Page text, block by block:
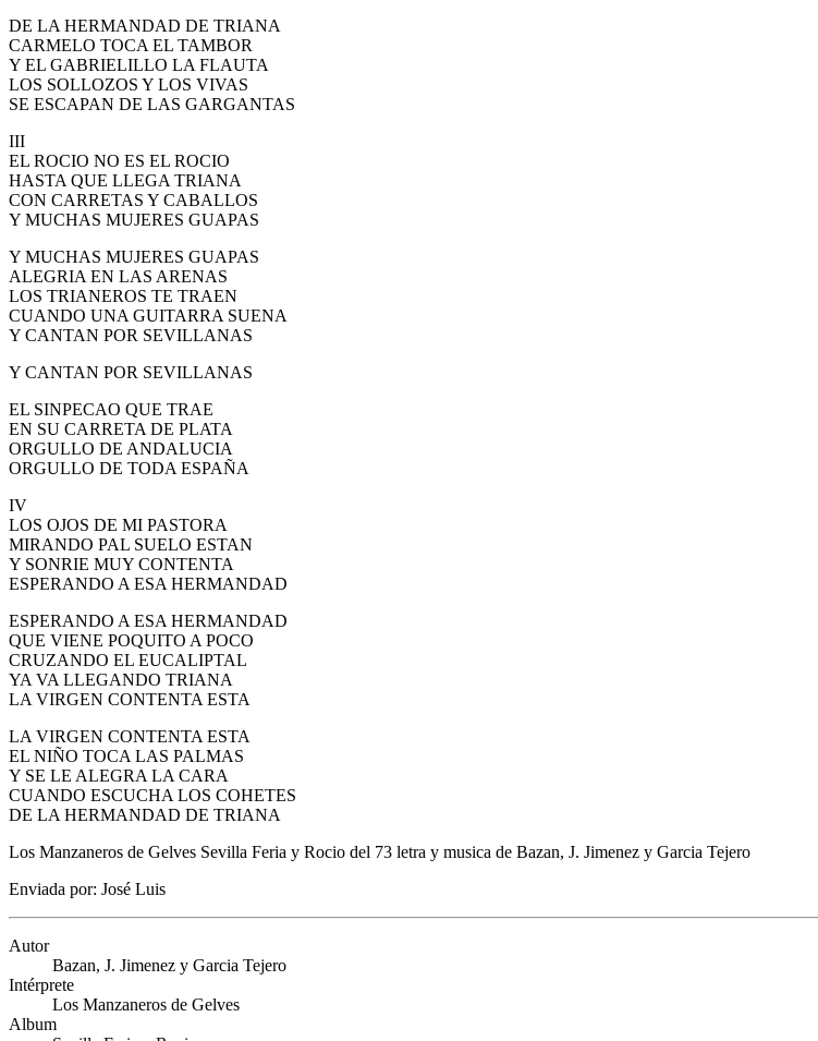
DE LA HERMANDAD DE TRIANA
CARMELO TOCA EL TAMBOR
Y EL GABRIELILLO LA FLAUTA
LOS SOLLOZOS Y LOS VIVAS
SE ESCAPAN DE LAS GARGANTAS
III
EL ROCIO NO ES EL ROCIO
HASTA QUE LLEGA TRIANA
CON CARRETAS Y CABALLOS
Y MUCHAS MUJERES GUAPAS
Y MUCHAS MUJERES GUAPAS
ALEGRIA EN LAS ARENAS
LOS TRIANEROS TE TRAEN
CUANDO UNA GUITARRA SUENA
Y CANTAN POR SEVILLANAS
Y CANTAN POR SEVILLANAS
EL SINPECAO QUE TRAE
EN SU CARRETA DE PLATA
ORGULLO DE ANDALUCIA
ORGULLO DE TODA ESPAÑA
IV
LOS OJOS DE MI PASTORA
MIRANDO PAL SUELO ESTAN
Y SONRIE MUY CONTENTA
ESPERANDO A ESA HERMANDAD
ESPERANDO A ESA HERMANDAD
QUE VIENE POQUITO A POCO
CRUZANDO EL EUCALIPTAL
YA VA LLEGANDO TRIANA
LA VIRGEN CONTENTA ESTA
LA VIRGEN CONTENTA ESTA
EL NIÑO TOCA LAS PALMAS
Y SE LE ALEGRA LA CARA
CUANDO ESCUCHA LOS COHETES
DE LA HERMANDAD DE TRIANA
Los Manzaneros de Gelves Sevilla Feria y Rocio del 73 letra y musica de Bazan, J. Jimenez y Garcia Tejero
Enviada por: José Luis
Autor
Bazan, J. Jimenez y Garcia Tejero
Intérprete
Los Manzaneros de Gelves
Album